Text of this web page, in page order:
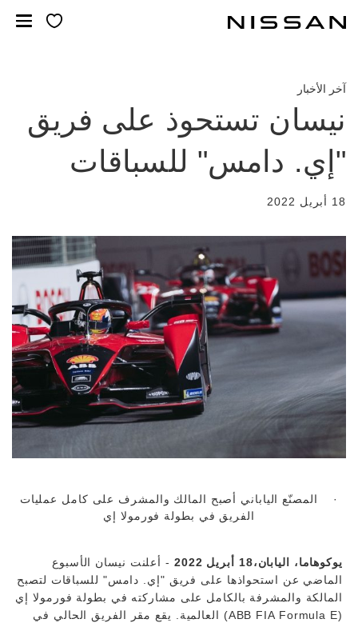
إلى
آخر الأخبار
نيسان تستحوذ على فريق
"إي. دامس" للسباقات
18 أبريل 2022
· المصنّع الياباني أصبح المالك والمشرف على كامل عمليات
الفريق في بطولة فورمولا إي
يوكوهاما، اليابان،18 أبريل 2022
- أعلنت نيسان الأسبوع
الماضي عن استحواذها على فريق "إي. دامس" للسباقات لتصبح
المالكة والمشرفة بالكامل على مشاركته في بطولة فورمولا إي
(ABB FIA Formula E) العالمية. يقع مقر الفريق الحالي في